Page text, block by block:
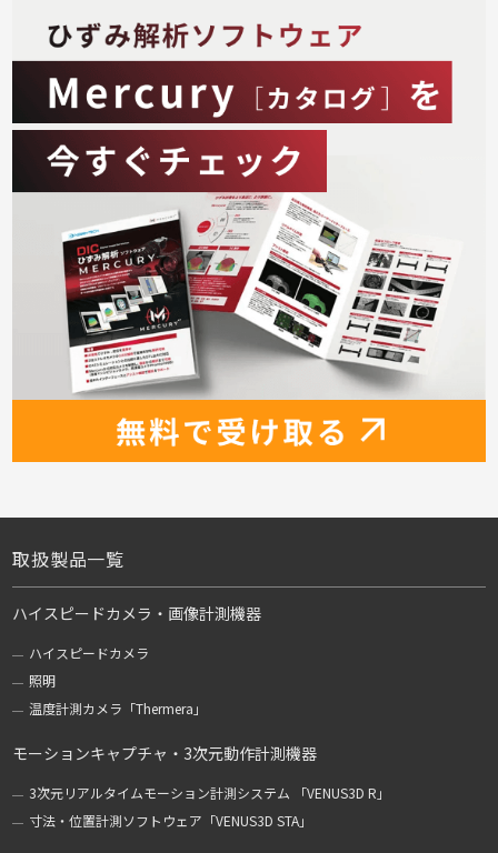
取扱製品一覧
ハイスピードカメラ・画像計測機器
ハイスピードカメラ
照明
温度計測カメラ「Thermera」
モーションキャプチャ・3次元動作計測機器
3次元リアルタイムモーション計測システム 「VENUS3D R」
寸法・位置計測ソフトウェア「VENUS3D STA」